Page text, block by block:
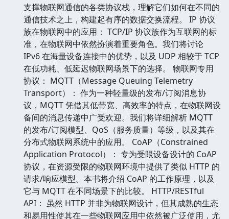
支撑物联网通信的各类协议栈，理解它们如何在不同的
通信技术之上，构建起有序的数据交换流程。 IP 协议
族在物联网中的应用： TCP/IP 协议族作为互联网的标
准，在物联网中依然扮演着重要角色。我们将讨论
IPv6 在海量设备连接中的优势，以及 UDP 相较于 TCP
在低功耗、低延迟物联网场景下的选择。 物联网专用
协议： MQTT（Message Queuing Telemetry
Transport）： 作为一种轻量级的发布/订阅消息协
议，MQTT 凭借其低带宽、高效率的特点，在物联网设
备间的消息传递中广受欢迎。我们将详细解析 MQTT
的发布/订阅模型、QoS（服务质量）等级，以及其在
分布式物联网系统中的应用。 CoAP（Constrained
Application Protocol）： 专为受限设备设计的 CoAP
协议，在资源受限的物联网环境中提供了类似 HTTP 的
请求/响应模型。本书将介绍 CoAP 的工作原理，以及
它与 MQTT 在不同场景下的比较。 HTTP/RESTful
API： 虽然 HTTP 并非为物联网设计，但其成熟的生态
和易用性使其在一些物联网应用中依然被广泛使用，尤